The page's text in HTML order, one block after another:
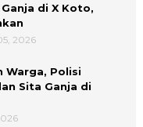
di X Koto,
2026
Warga, Polisi
Sita Ganja di